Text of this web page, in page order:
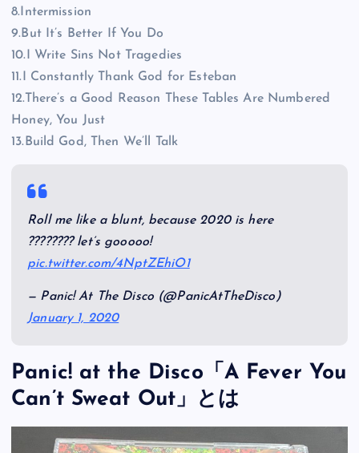
8.Intermission
9.But It’s Better If You Do
10.I Write Sins Not Tragedies
11.I Constantly Thank God for Esteban
12.There’s a Good Reason These Tables Are Numbered
Honey, You Just
13.Build God, Then We’ll Talk
Roll me like a blunt, because 2020 is here
???????? let’s gooooo!
pic.twitter.com/4NptZEhiO1
— Panic! At The Disco (@PanicAtTheDisco)
January 1, 2020
Panic! at the Disco「A Fever You
Can’t Sweat Out」とは